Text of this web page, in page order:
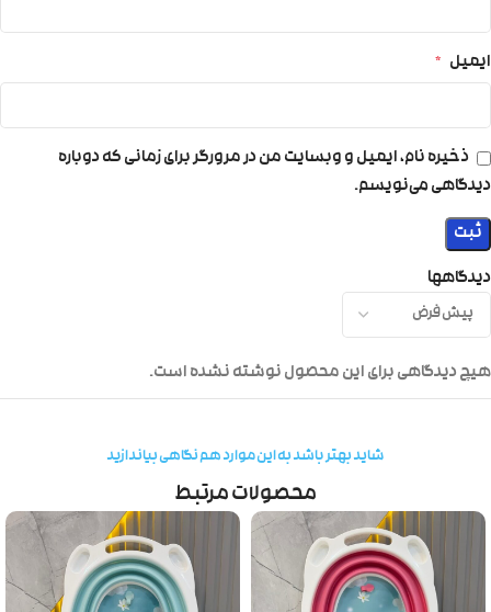
دیدگاهها
هیچ دیدگاهی برای این محصول نوشته نشده است.
ایمیل *
ذخیره نام، ایمیل و وبسایت من در مرورگر برای زمانی که دوباره
دیدگاهی می‌نویسم.
شاید بهتر باشد به این موارد هم نگاهی بیاندازید
محصولات مرتبط